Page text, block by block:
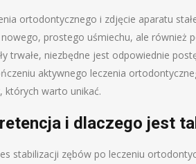
ortodontycznego i zdjęcie aparatu
prostego uśmiechu, ale również
trwałe, niezbędne jest odpowiednie
aktywnego leczenia
których warto unikać.
i dlaczego jest
stabilizacji zębów po leczeniu